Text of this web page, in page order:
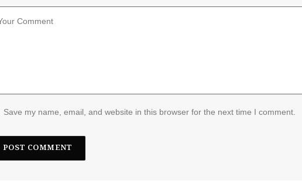
Save my name, email, and website in this browser for the next time I comment.